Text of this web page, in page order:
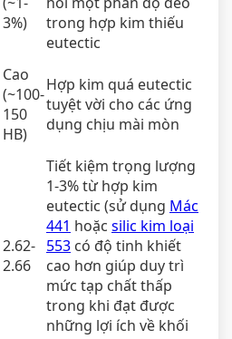
3%)
trong hợp kim thiếu
eutectic
Cao
(~100-
150
HB)
Hợp kim quá eutectic
tuyệt vời cho các ứng
dụng chịu mài mòn
2.62-
2.66
Tiết kiệm trọng lượng
1-3% từ hợp kim
eutectic (sử dụng Mác
441 hoặc silic kim loại
553 có độ tinh khiết
cao hơn giúp duy trì
mức tạp chất thấp
trong khi đạt được
những lợi ích về khối